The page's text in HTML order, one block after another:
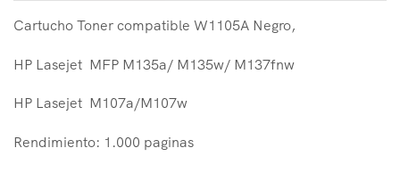
Cartucho Toner compatible W1105A Negro,
HP Lasejet MFP M135a/ M135w/ M137fnw
HP Lasejet M107a/M107w
Rendimiento: 1.000 paginas